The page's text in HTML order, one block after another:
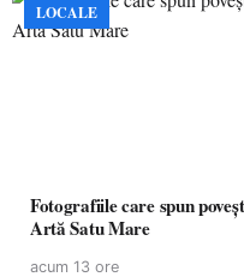
LOCALE
Fotografiile care spun
Artă Satu Mare
acum 13 ore